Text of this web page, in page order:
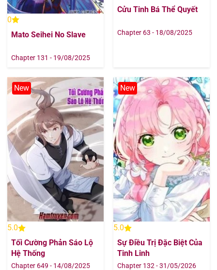
0
Mato Seihei No Slave
Chapter 131 - 19/08/2025
Cửu Tinh Bá Thể Quyết
Chapter 63 - 18/08/2025
New
5.0
Tối Cường Phản Sáo Lộ
Hệ Thống
Chapter 649 - 14/08/2025
New
5.0
Sự Điều Trị Đặc Biệt Của
Tinh Linh
Chapter 132 - 31/05/2026